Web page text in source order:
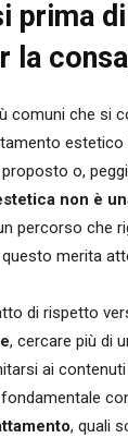
prima
la
comuni che si
estetico
o,
non è
percorso che
questo merita
di rispetto
, cercare più di
ai
, quali